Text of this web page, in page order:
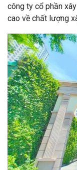
công ty cổ phần
cao về chất lượng